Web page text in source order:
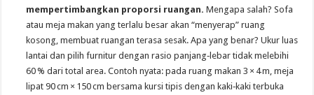
mempertimbangkan proporsi ruangan. Mengapa salah? Sofa
atau meja makan yang terlalu besar akan “menyerap” ruang
kosong, membuat ruangan terasa sesak. Apa yang benar? Ukur luas
lantai dan pilih furnitur dengan rasio panjang‑lebar tidak melebihi
60 % dari total area. Contoh nyata: pada ruang makan 3 × 4 m, meja
lipat 90 cm × 150 cm bersama kursi tipis dengan kaki‑kaki terbuka